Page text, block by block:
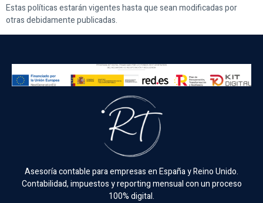
Estas políticas estarán vigentes hasta que sean modificadas por
otras debidamente publicadas.
Asesoría contable para empresas en España y Reino Unido.
Contabilidad, impuestos y reporting mensual con un proceso
100% digital.